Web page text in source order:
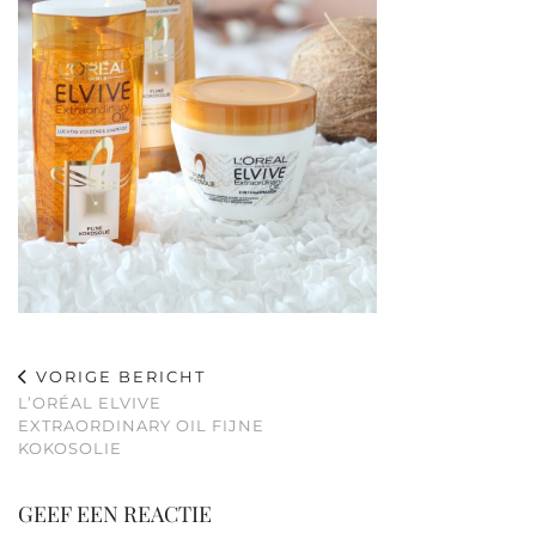
VORIGE BERICHT
L’ORÉAL ELVIVE
EXTRAORDINARY OIL FIJNE
KOKOSOLIE
GEEF EEN REACTIE